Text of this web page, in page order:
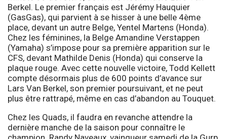
Berkel. Le premier français est Jérémy Hauquier
(GasGas), qui parvient à se hisser à une belle 4ème
place, devant un autre Belge, Yentel Martens (Honda).
Chez les féminines, la Belge Amandine Verstappen
(Yamaha) s’impose pour sa première apparition sur le
CFS, devant Mathilde Denis (Honda) qui conserve la
plaque rouge. Avec cette nouvelle victoire, Todd Kellett
compte désormais plus de 600 points d’avance sur
Lars Van Berkel, son premier poursuivant, et ne peut
plus être rattrapé, même en cas d’abandon au Touquet.
Chez les Quads, il faudra en revanche attendre la
dernière manche de la saison pour connaître le